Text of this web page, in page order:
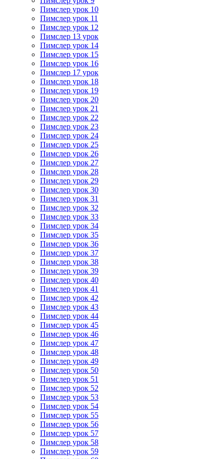
Пимслер урок 10
Пимслер урок 11
Пимслер урок 12
Пимслер 13 урок
Пимслер урок 14
Пимслер урок 15
Пимслер урок 16
Пимслер 17 урок
Пимслер урок 18
Пимслер урок 19
Пимслер урок 20
Пимслер урок 21
Пимслер урок 22
Пимслер урок 23
Пимслер урок 24
Пимслер урок 25
Пимслер урок 26
Пимслер урок 27
Пимслер урок 28
Пимслер урок 29
Пимслер урок 30
Пимслер урок 31
Пимслер урок 32
Пимслер урок 33
Пимслер урок 34
Пимслер урок 35
Пимслер урок 36
Пимслер урок 37
Пимслер урок 38
Пимслер урок 39
Пимслер урок 40
Пимслер урок 41
Пимслер урок 42
Пимслер урок 43
Пимслер урок 44
Пимслер урок 45
Пимслер урок 46
Пимслер урок 47
Пимслер урок 48
Пимслер урок 49
Пимслер урок 50
Пимслер урок 51
Пимслер урок 52
Пимслер урок 53
Пимслер урок 54
Пимслер урок 55
Пимслер урок 56
Пимслер урок 57
Пимслер урок 58
Пимслер урок 59